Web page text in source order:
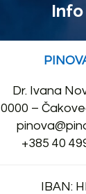
Info
Dr. Ivana
–
+385 40
IBAN: